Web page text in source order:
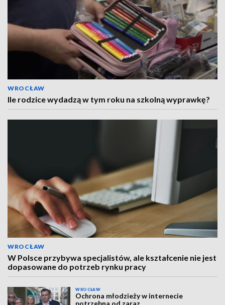
WROCŁAW
Ile rodzice wydadzą w tym roku na szkolną wyprawkę?
WROCŁAW
W Polsce przybywa specjalistów, ale kształcenie nie jest
dopasowane do potrzeb rynku pracy
WROCŁAW
Ochrona młodzieży w internecie
potrzebna od zaraz